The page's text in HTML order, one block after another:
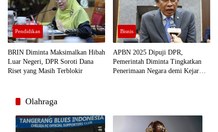
Pendidikan
BRIN Diminta Maksimalkan Hibah
Luar Negeri, DPR Soroti Dana
Riset yang Masih Terblokir
Bisnis
APBN 2025 Dipuji DPR,
Pemerintah Diminta Tingkatkan
Penerimaan Negara demi Kejar
Olahraga